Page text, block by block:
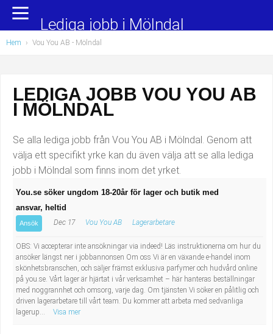
Yrkesområden
Administration, ekonomi, juridik
Chefer och verksamhetsledare
Data/IT
Försäljning, inköp, marknadsföring
Hantverksyrken
Hotell, restaurang, storhushåll
Hälso- och sjukvård
Industriell tillverkning
Installation, drift, underhåll
Populära jobb
Undersköterska, hemtjänst och äldreboende
Barnskötare
Lärare i förskola/Förskollärare
Lagerarbetare
Bussförare/Busschaufför
Elevassistent
Personlig assistent
Behandlingsassistent/Socialpedagog
Tandsköterska
Lediga jobb i Mölndal
Hem › Vou You AB - Mölndal
LEDIGA JOBB VOU YOU AB
I MÖLNDAL
Se alla lediga jobb från Vou You AB i Mölndal. Genom att
välja ett specifikt yrke kan du även välja att se alla lediga
jobb i Mölndal som finns inom det yrket.
You.se söker ungdom 18-20år för lager och butik med
ansvar, heltid
Ansök Dec 17 Vou You AB Lagerarbetare
OBS: Vi accepterar inte ansökningar via indeed! Läs instruktionerna om hur du
ansöker längst ner i jobbannonsen Om oss Vi är en växande e-handel inom
skönhetsbranschen, och säljer främst exklusiva parfymer och hudvård online
på you.se. Vårt lager är hjärtat i vår verksamhet – här hanteras beställningar
med noggrannhet och omsorg, varje dag. Om tjänsten Vi söker en pålitlig och
driven lagerarbetare till vårt team. Du kommer att arbeta med sedvanliga
lagerup...
Visa mer